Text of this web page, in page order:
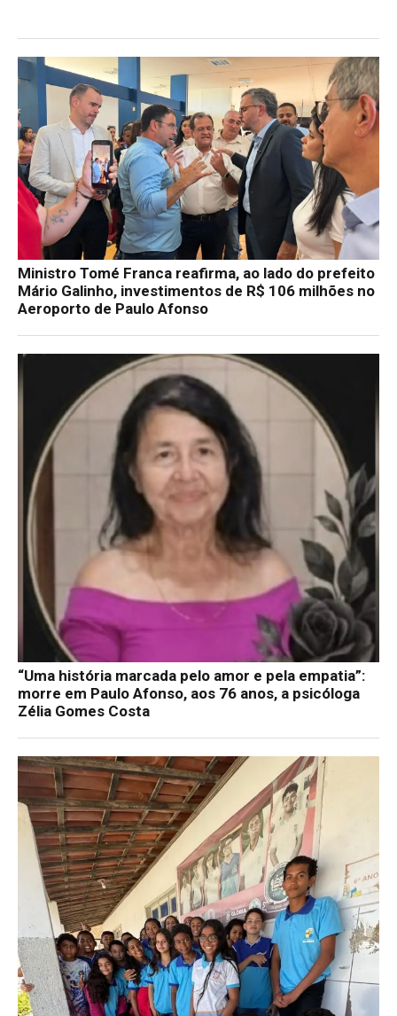
Ministro Tomé Franca reafirma, ao lado do prefeito
Mário Galinho, investimentos de R$ 106 milhões no
Aeroporto de Paulo Afonso
“Uma história marcada pelo amor e pela empatia”:
morre em Paulo Afonso, aos 76 anos, a psicóloga
Zélia Gomes Costa